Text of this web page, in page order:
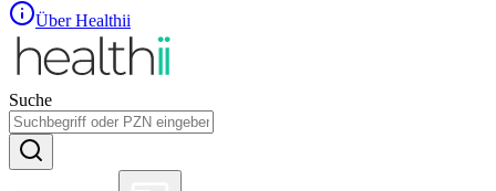
Über Healthii
Suche